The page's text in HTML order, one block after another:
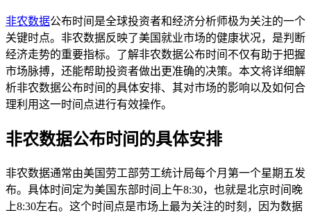
非农数据公布时间是全球投资者和经济分析师极为关注的一个
关键时点。非农数据反映了美国就业市场的健康状况，是判断
经济走势的重要指标。了解非农数据公布时间不仅有助于把握
市场脉搏，还能帮助投资者做出更准确的决策。本文将详细解
析非农数据公布时间的具体安排、其对市场的影响以及如何合
理利用这一时间点进行有效操作。
非农数据公布时间的具体安排
非农数据通常由美国劳工部劳工统计局每个月第一个星期五发
布。具体时间定为美国东部时间上午8:30，也就是北京时间晚
上8:30左右。这个时间点是市场上最为关注的时刻，因为数据